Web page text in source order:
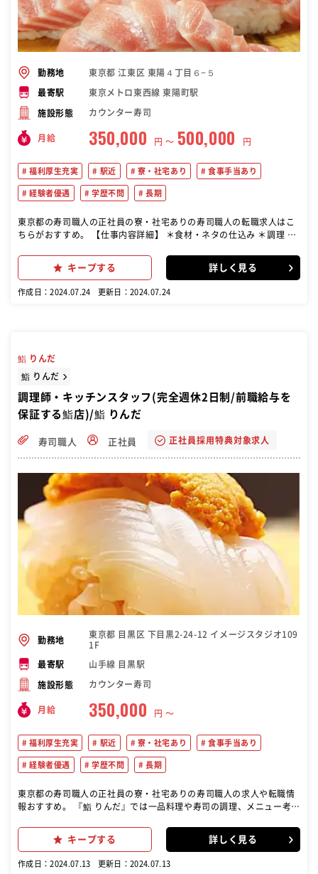
勤務地 東京都 江東区 東陽４丁目６−５
最寄駅 東京メトロ東西線 東陽町駅
施設形態 カウンター寿司
月給 350,000 円 〜 500,000 円
福利厚生充実 駅近 寮・社宅あり 食事手当あり
経験者優遇 学歴不問 長期
東京都の寿司職人の正社員の寮・社宅ありの寿司職人の転職求人はこ
ちらがおすすめ。 【仕事内容詳細】 ＊食材・ネタの仕込み ＊調理 ＊
他に、催事出店時は催事スタッフとしての業務があります。
キープする 詳しく見る
作成日：2024.07.24 更新日：2024.07.24
鮨 りんだ
鮨 りんだ
調理師・キッチンスタッフ(完全週休2日制/前職給与を
保証する鮨店)/鮨 りんだ
寿司職人 正社員 正社員採用特典対象求人
勤務地
東京都 目黒区 下目黒2-24-12 イメージスタジオ109
1F
最寄駅 山手線 目黒駅
施設形態 カウンター寿司
月給 350,000 円 〜
福利厚生充実 駅近 寮・社宅あり 食事手当あり
経験者優遇 学歴不問 長期
東京都の寿司職人の正社員の寮・社宅ありの寿司職人の求人や転職情
報おすすめ。 『鮨 りんだ』では一品料理や寿司の調理、メニュー考
理や寿司の調理: キッチンでの一品料理の調理やカウンターでの寿司の
握りを担当。 メニュー開発と技術向上: 新しいメニューの考案や提
片付け: 営業前の食材の仕込みや準備、営業後の片付けや清掃。
キープする 詳しく見る
作成日：2024.07.13 更新日：2024.07.13